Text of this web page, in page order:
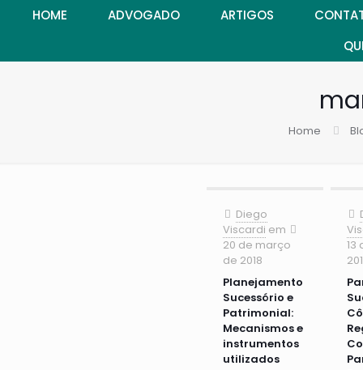
HOME ADVOGADO ARTIGOS
Home
Diego
Viscardi em
20 de março
de 2018
Planejamento
Sucessório e
Patrimonial:
Mecanismos e
instrumentos
utilizados
13